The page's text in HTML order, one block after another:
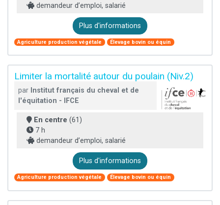
demandeur d’emploi, salarié
Plus d'informations
Agriculture production végétale Élevage bovin ou équin
Limiter la mortalité autour du poulain (Niv.2)
par Institut français du cheval et de
l'équitation - IFCE
En centre (61)
7 h
demandeur d’emploi, salarié
Plus d'informations
Agriculture production végétale Élevage bovin ou équin